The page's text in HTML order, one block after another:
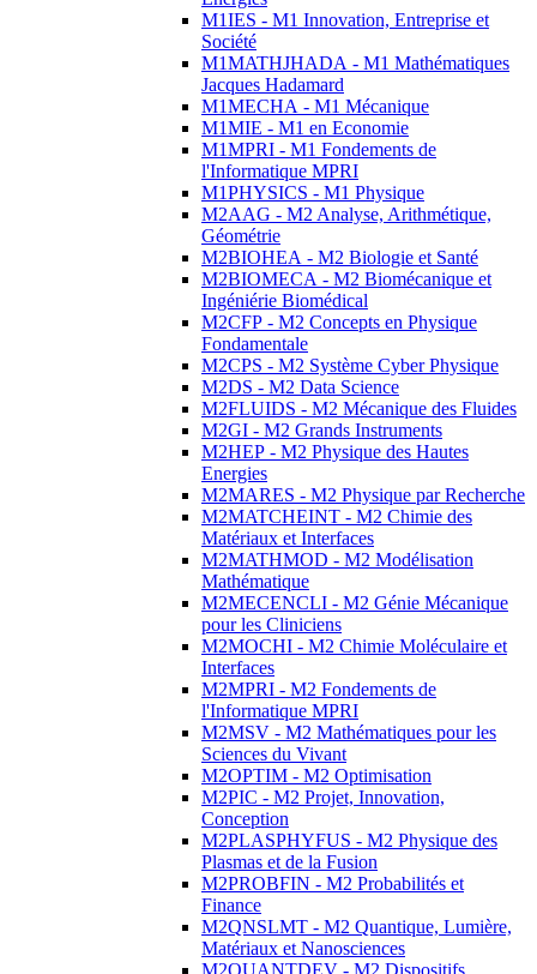
M1IES - M1 Innovation, Entreprise et
Société
M1MATHJHADA - M1 Mathématiques
Jacques Hadamard
M1MECHA - M1 Mécanique
M1MIE - M1 en Economie
M1MPRI - M1 Fondements de
l'Informatique MPRI
M1PHYSICS - M1 Physique
M2AAG - M2 Analyse, Arithmétique,
Géométrie
M2BIOHEA - M2 Biologie et Santé
M2BIOMECA - M2 Biomécanique et
Ingéniérie Biomédical
M2CFP - M2 Concepts en Physique
Fondamentale
M2CPS - M2 Système Cyber Physique
M2DS - M2 Data Science
M2FLUIDS - M2 Mécanique des Fluides
M2GI - M2 Grands Instruments
M2HEP - M2 Physique des Hautes
Energies
M2MARES - M2 Physique par Recherche
M2MATCHEINT - M2 Chimie des
Matériaux et Interfaces
M2MATHMOD - M2 Modélisation
Mathématique
M2MECENCLI - M2 Génie Mécanique
pour les Cliniciens
M2MOCHI - M2 Chimie Moléculaire et
Interfaces
M2MPRI - M2 Fondements de
l'Informatique MPRI
M2MSV - M2 Mathématiques pour les
Sciences du Vivant
M2OPTIM - M2 Optimisation
M2PIC - M2 Projet, Innovation,
Conception
M2PLASPHYFUS - M2 Physique des
Plasmas et de la Fusion
M2PROBFIN - M2 Probabilités et
Finance
M2QNSLMT - M2 Quantique, Lumière,
Matériaux et Nanosciences
M2QUANTDEV - M2 Dispositifs